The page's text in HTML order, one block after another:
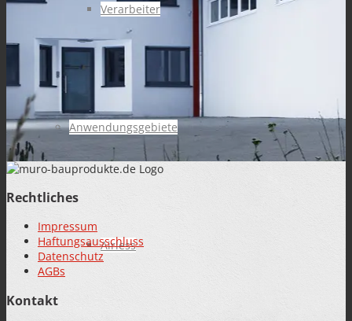
Verarbeiter
Anwendungsgebiete
Airless
Rechtliches
Impressum
Haftungsausschluss
Datenschutz
AGBs
Kontakt